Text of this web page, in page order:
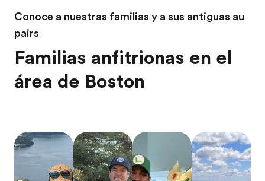
Conoce a nuestras familias y a sus antiguas au
pairs
Familias anfitrionas en el
área de Boston